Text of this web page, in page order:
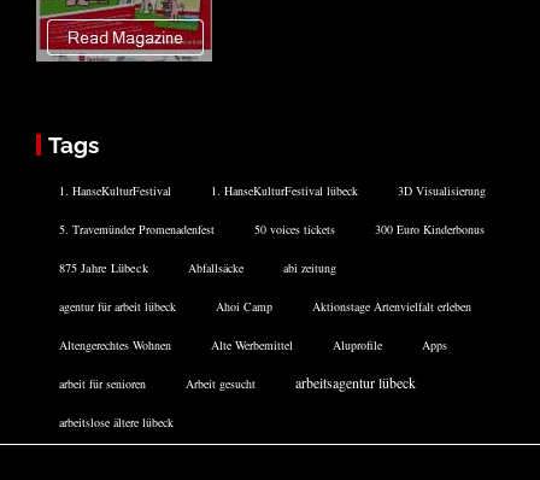
Tags
1. HanseKulturFestival 1. HanseKulturFestival lübeck 3D Visualisierung
5. Travemünder Promenadenfest 50 voices tickets 300 Euro Kinderbonus
875 Jahre Lübeck Abfallsäcke abi zeitung
agentur für arbeit lübeck Ahoi Camp Aktionstage Artenvielfalt erleben
Altengerechtes Wohnen Alte Werbemittel Aluprofile Apps
arbeit für senioren Arbeit gesucht arbeitsagentur lübeck
arbeitslose ältere lübeck